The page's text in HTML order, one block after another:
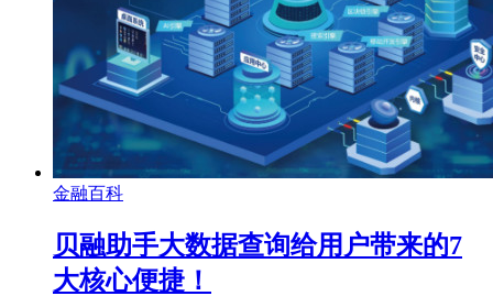
金融百科
贝融助手大数据查询给用户带来的7
大核心便捷！